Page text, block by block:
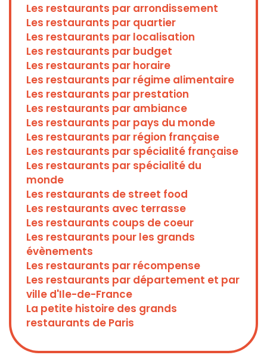
Les restaurants par arrondissement
Les restaurants par quartier
Les restaurants par localisation
Les restaurants par budget
Les restaurants par horaire
Les restaurants par régime alimentaire
Les restaurants par prestation
Les restaurants par ambiance
Les restaurants par pays du monde
Les restaurants par région française
Les restaurants par spécialité française
Les restaurants par spécialité du
monde
Les restaurants de street food
Les restaurants avec terrasse
Les restaurants coups de coeur
Les restaurants pour les grands
évènements
Les restaurants par récompense
Les restaurants par département et par
ville d'Ile-de-France
La petite histoire des grands
restaurants de Paris